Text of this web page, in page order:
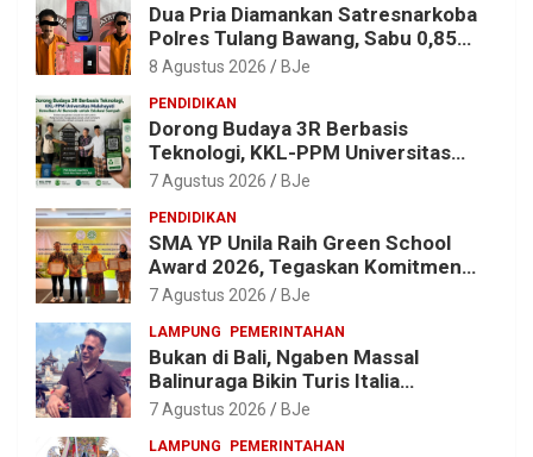
Dua Pria Diamankan Satresnarkoba
Polres Tulang Bawang, Sabu 0,85
Gram dan Alat Hisap Disita
8 Agustus 2026 BJe
PENDIDIKAN
Dorong Budaya 3R Berbasis
Teknologi, KKL-PPM Universitas
Malahayati Kenalkan AI Barcode
7 Agustus 2026 BJe
PENDIDIKAN
SMA YP Unila Raih Green School
Award 2026, Tegaskan Komitmen
Wujudkan Sekolah Ramah
7 Agustus 2026 BJe
LAMPUNG PEMERINTAHAN
Bukan di Bali, Ngaben Massal
Balinuraga Bikin Turis Italia
Terpukau, Puluhan Ribu Orang Ikut
7 Agustus 2026 BJe
LAMPUNG PEMERINTAHAN